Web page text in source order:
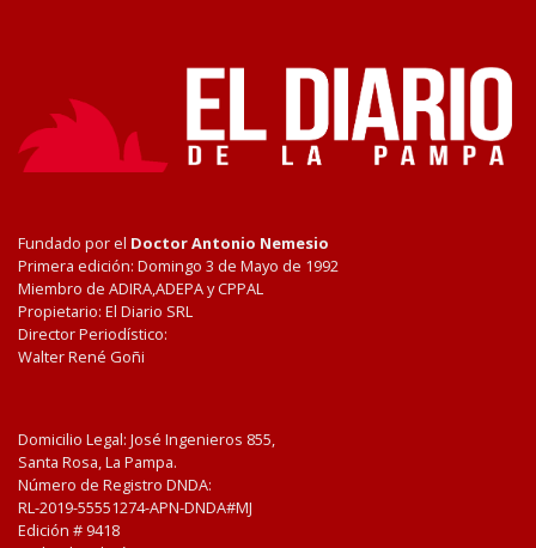
Fundado por el Doctor Antonio Nemesio
Primera edición: Domingo 3 de Mayo de 1992
Miembro de ADIRA,ADEPA y CPPAL
Propietario: El Diario SRL
Director Periodístico:
Walter René Goñi
Domicilio Legal: José Ingenieros 855,
Santa Rosa, La Pampa.
Número de Registro DNDA:
RL-2019-55551274-APN-DNDA#MJ
Edición # 9418